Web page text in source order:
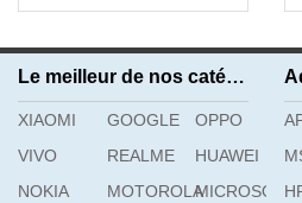
Le meilleur de nos catégories
XIAOMI GOOGLE
OPPO
VIVO
REALME
HUAWEI
NOKIA
MOTOROLAMICROSOFT